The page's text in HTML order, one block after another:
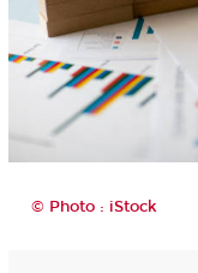
© Photo : iStock